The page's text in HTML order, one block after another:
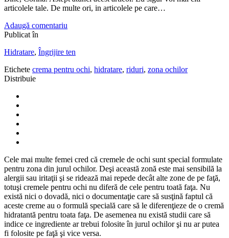
articolele tale. De multe ori, in articolele pe care…
Adaugă comentariu
Publicat în
Hidratare, Îngrijire ten
Etichete crema pentru ochi, hidratare, riduri, zona ochilor
Distribuie
Cele mai multe femei cred că cremele de ochi sunt special formulate
pentru zona din jurul ochilor. Deşi această zonă este mai sensibilă la
alergii sau iritaţii şi se ridează mai repede decât alte zone de pe faţă,
totuşi cremele pentru ochi nu diferă de cele pentru toată faţa. Nu
există nici o dovadă, nici o documentaţie care să susţină faptul că
aceste creme au o formulă specială care să le diferenţieze de o cremă
hidratantă pentru toata faţa. De asemenea nu există studii care să
indice ce ingrediente ar trebui folosite în jurul ochilor şi nu ar putea
fi folosite pe faţă şi vice versa.